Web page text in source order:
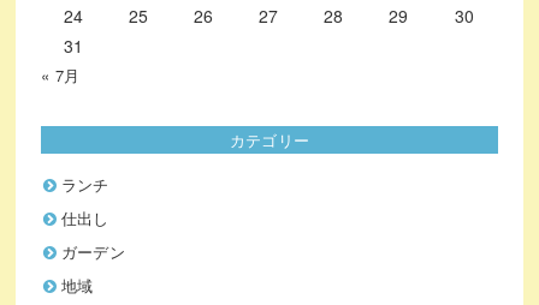
24
25 26 27 28 29
30
31
« 7月
カテゴリー
ランチ
仕出し
ガーデン
地域